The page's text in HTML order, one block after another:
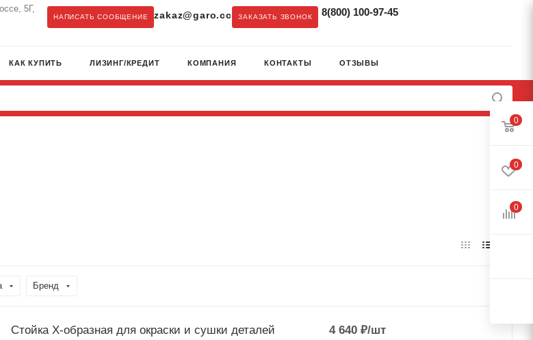
5Г,
НАПИСАТЬ СООБЩЕНИЕ zakaz@garo.cc ЗАКАЗАТЬ ЗВОНОК 8(800) 100-97-45
КАК КУПИТЬ ЛИЗИНГ/КРЕДИТ КОМПАНИЯ КОНТАКТЫ ОТЗЫВЫ
Бренд
Стойка Х-образная для окраски и сушки деталей
4 640 ₽/шт
0
0
0